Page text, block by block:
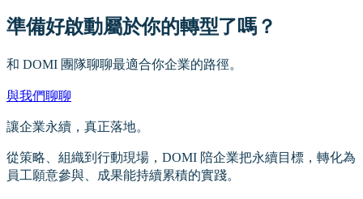
準備好啟動屬於你的轉型了嗎？
和 DOMI 團隊聊聊最適合你企業的路徑。
與我們聊聊
讓企業永續，真正落地。
從策略、組織到行動現場，DOMI 陪企業把永續目標，轉化為
員工願意參與、成果能持續累積的實踐。